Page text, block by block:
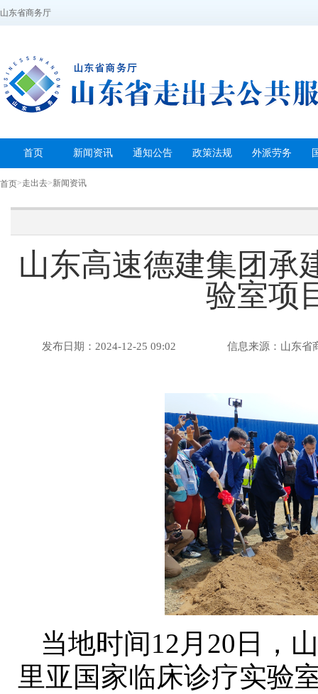
山东省商务厅
首页 新闻资讯 通知公告 政策法规 外派劳务
首页>走出去>新闻资讯
山东高速德建集团承
验室项
发布日期：2024-12-25 09:02 信息来源：山东省
当地时间12月20日，
里亚国家临床诊疗实验